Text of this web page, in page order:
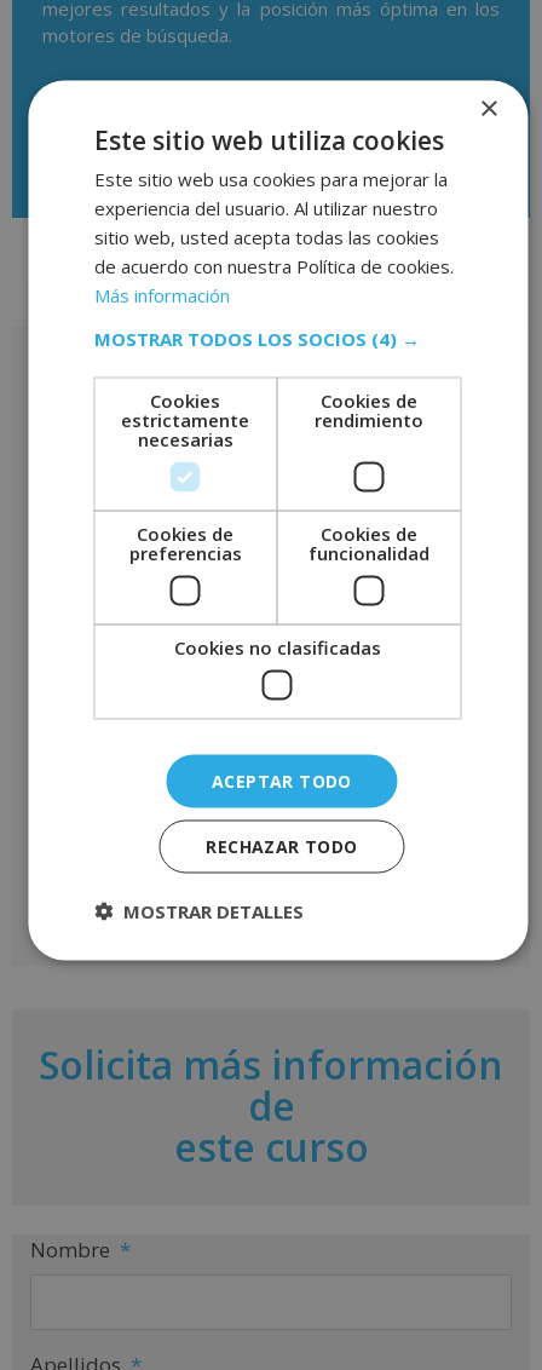
mejores resultados y la posición más óptima en los
motores de búsqueda.
Descargar temario
Valoraciones (0)
No hay valoraciones aún.
Sé el primero en valorar “Máster en Marketing Online,
Posicionamento Web y SEO – CON ESTANCIAS FORMATIVAS
Tu puntuación*
Correo electrónico
A
n
aSolicita más información
de
este curso
Nombre *
×
Este sitio web utiliza cookies
Este sitio web usa cookies para mejorar la
experiencia del usuario. Al utilizar nuestro
sitio web, usted acepta todas las cookies
de acuerdo con nuestra Política de cookies.
Más información
MOSTRAR TODOS LOS SOCIOS (4) →
Cookies
estrictamente
necesarias
Cookies de
rendimiento
Cookies de
preferencias
Cookies de
funcionalidad
Cookies no clasificadas
ACEPTAR TODO
RECHAZAR TODO
MOSTRAR DETALLES